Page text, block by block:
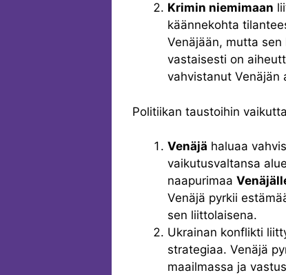
Krimin niemimaan
käännekohta
Venäjään, mutta
vastaisesti on
vahvistanut Venäjän
Politiikan taustoihin
Venäjä haluaa
vaikutusvaltansa
naapurimaa
Venäjä pyrkii
sen liittolaisena.
Ukrainan konflikti
strategiaa. Venäjä
maailmassa ja